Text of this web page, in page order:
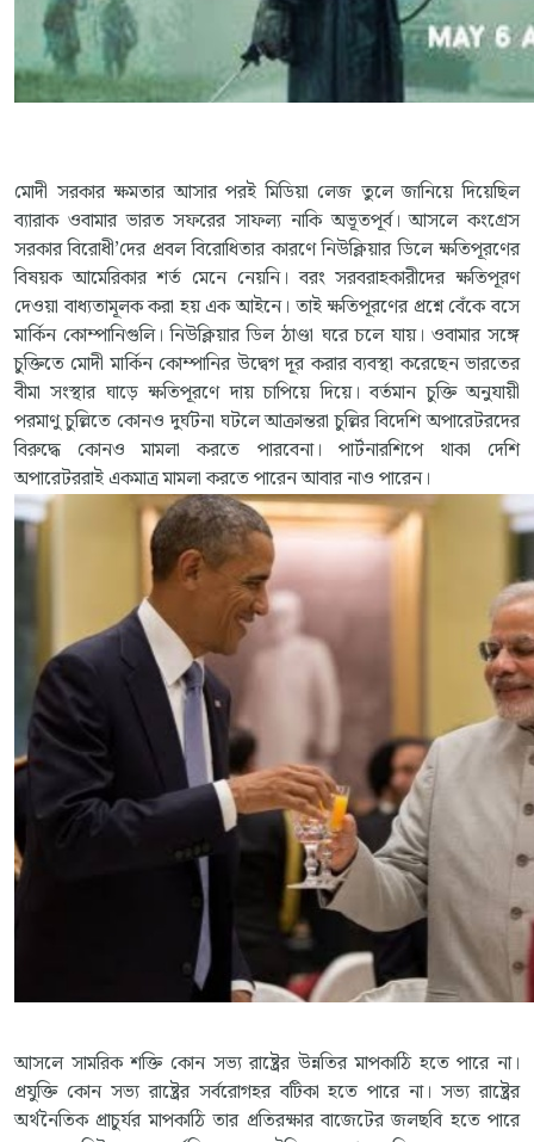
মোদী সরকার ক্ষমতার আসার পরই মিডিয়া লেজ তুলে জানিয়ে দিয়েছিল
ব্যারাক ওবামার ভারত সফরের সাফল্য নাকি অভূতপূর্ব। আসলে কংগ্রেস
সরকার বিরোধী’দের প্রবল বিরোধিতার কারণে নিউক্লিয়ার ডিলে ক্ষতিপূরণের
বিষয়ক আমেরিকার শর্ত মেনে নেয়নি। বরং সরবরাহকারীদের ক্ষতিপূরণ
দেওয়া বাধ্যতামূলক করা হয় এক আইনে। তাই ক্ষতিপূরণের প্রশ্নে বেঁকে বসে
মার্কিন কোম্পানিগুলি। নিউক্লিয়ার ডিল ঠাণ্ডা ঘরে চলে যায়। ওবামার সঙ্গে
চুক্তিতে মোদী মার্কিন কোম্পানির উদ্বেগ দূর করার ব্যবস্থা করেছেন ভারতের
বীমা সংস্থার ঘাড়ে ক্ষতিপূরণে দায় চাপিয়ে দিয়ে। বর্তমান চুক্তি অনুযায়ী
পরমাণু চুল্লিতে কোনও দুর্ঘটনা ঘটলে আক্রান্তরা চুল্লির বিদেশি অপারেটরদের
বিরুদ্ধে কোনও মামলা করতে পারবেনা। পার্টনারশিপে থাকা দেশি
অপারেটররাই একমাত্র মামলা করতে পারেন আবার নাও পারেন।
আসলে সামরিক শক্তি কোন সভ্য রাষ্ট্রের উন্নতির মাপকাঠি হতে পারে না।
প্রযুক্তি কোন সভ্য রাষ্ট্রের সর্বরোগহর বটিকা হতে পারে না। সভ্য রাষ্ট্রের
অর্থনৈতিক প্রাচুর্যর মাপকাঠি তার প্রতিরক্ষার বাজেটের জলছবি হতে পারে